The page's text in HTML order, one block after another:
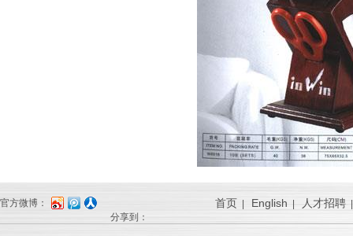
官方微博：
分享到：
首页 English 人才招聘